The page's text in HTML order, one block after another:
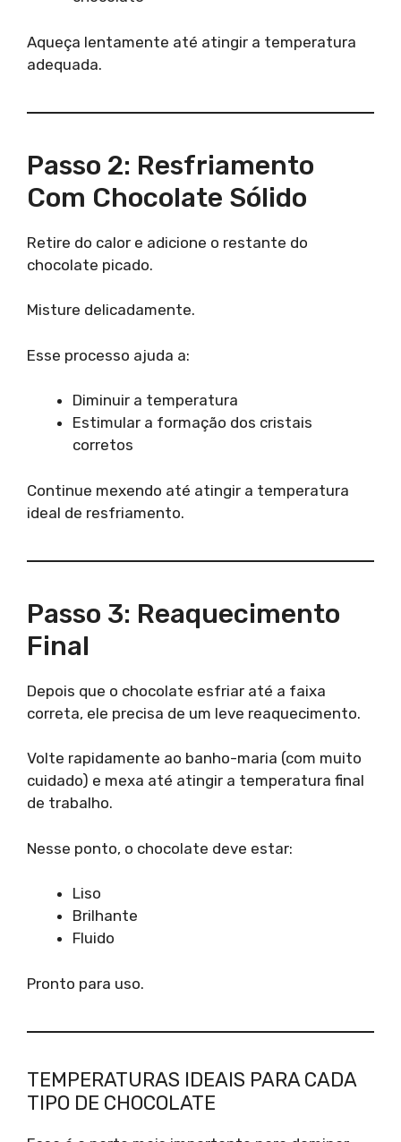
Aqueça lentamente até atingir a temperatura
adequada.
Passo 2: Resfriamento
Com Chocolate Sólido
Retire do calor e adicione o restante do
chocolate picado.
Misture delicadamente.
Esse processo ajuda a:
Diminuir a temperatura
Estimular a formação dos cristais
corretos
Continue mexendo até atingir a temperatura
ideal de resfriamento.
Passo 3: Reaquecimento
Final
Depois que o chocolate esfriar até a faixa
correta, ele precisa de um leve reaquecimento.
Volte rapidamente ao banho-maria (com muito
cuidado) e mexa até atingir a temperatura final
de trabalho.
Nesse ponto, o chocolate deve estar:
Liso
Brilhante
Fluido
Pronto para uso.
TEMPERATURAS IDEAIS PARA CADA
TIPO DE CHOCOLATE